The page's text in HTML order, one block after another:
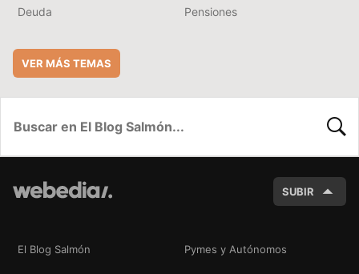
Deuda Pensiones
VER MÁS TEMAS
SUBIR
El Blog Salmón Pymes y Autónomos